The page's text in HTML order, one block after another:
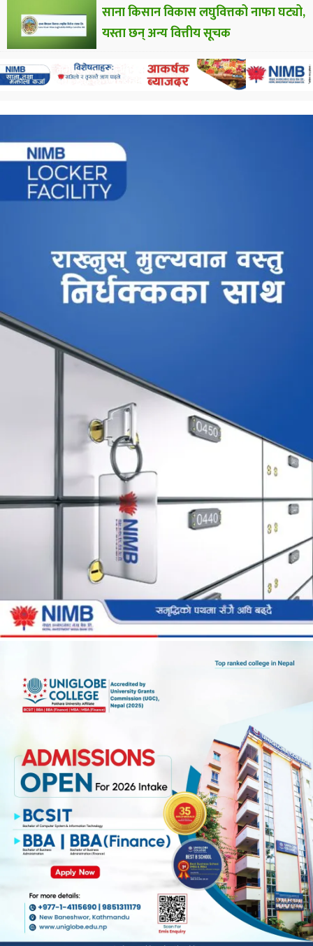
साना किसान विकास लघुवित्तको नाफा घट्यो,
यस्ता छन् अन्य वित्तीय सूचक